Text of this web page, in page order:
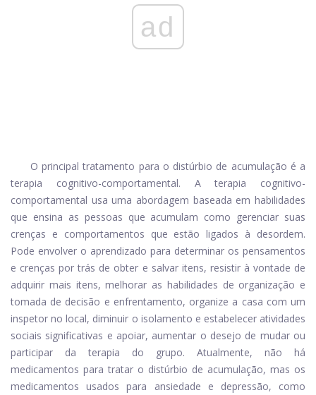
ad
O principal tratamento para o distúrbio de acumulação é a
terapia cognitivo-comportamental. A terapia cognitivo-
comportamental usa uma abordagem baseada em habilidades
que ensina as pessoas que acumulam como gerenciar suas
crenças e comportamentos que estão ligados à desordem.
Pode envolver o aprendizado para determinar os pensamentos
e crenças por trás de obter e salvar itens, resistir à vontade de
adquirir mais itens, melhorar as habilidades de organização e
tomada de decisão e enfrentamento, organize a casa com um
inspetor no local, diminuir o isolamento e estabelecer atividades
sociais significativas e apoiar, aumentar o desejo de mudar ou
participar da terapia do grupo. Atualmente, não há
medicamentos para tratar o distúrbio de acumulação, mas os
medicamentos usados ​​para ansiedade e depressão, como